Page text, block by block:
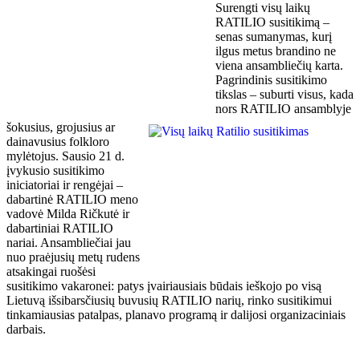
Surengti visų laikų
RATILIO susitikimą –
senas sumanymas, kurį
ilgus metus brandino ne
viena ansambliečių karta.
Pagrindinis susitikimo
tikslas – suburti visus, kada
nors RATILIO ansamblyje
šokusius, grojusius ar
dainavusius folkloro
mylėtojus. Sausio 21 d.
įvykusio susitikimo
iniciatoriai ir rengėjai –
dabartinė RATILIO meno
vadovė Milda Ričkutė ir
dabartiniai RATILIO
nariai. Ansambliečiai jau
nuo praėjusių metų rudens
atsakingai ruošėsi
susitikimo vakaronei: patys įvairiausiais būdais ieškojo po visą
Lietuvą išsibarsčiusių buvusių RATILIO narių, rinko susitikimui
tinkamiausias patalpas, planavo programą ir dalijosi organizaciniais
darbais.